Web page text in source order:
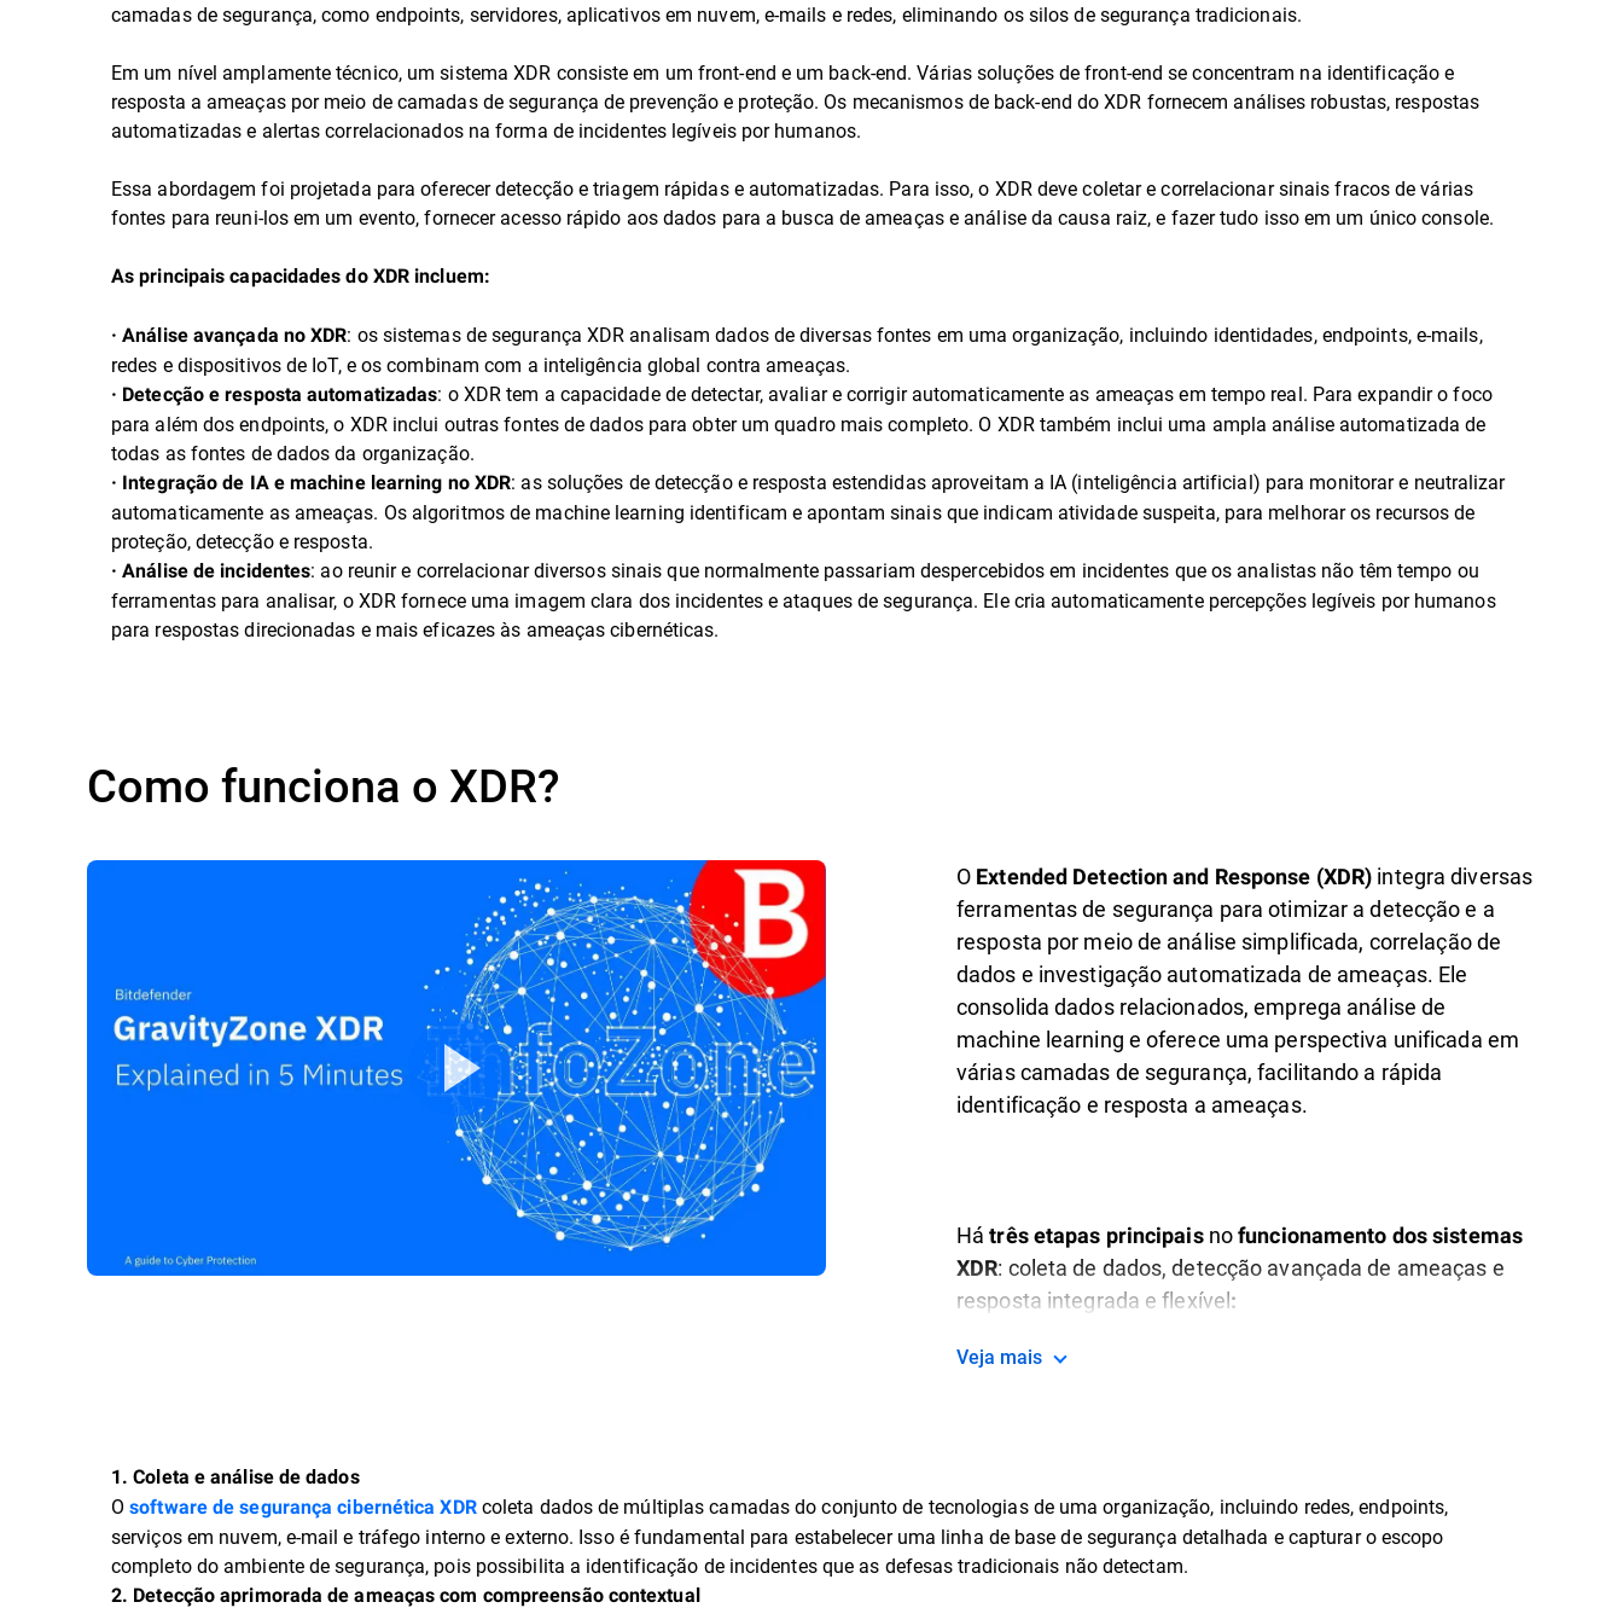
camadas de segurança, como endpoints, servidores, aplicativos em nuvem, e-mails e redes, eliminando os silos de segurança tradicionais.
Em um nível amplamente técnico, um sistema XDR consiste em um front-end e um back-end. Várias soluções de front-end se concentram na identificação e
resposta a ameaças por meio de camadas de segurança de prevenção e proteção. Os mecanismos de back-end do XDR fornecem análises robustas, respostas
automatizadas e alertas correlacionados na forma de incidentes legíveis por humanos.
Essa abordagem foi projetada para oferecer detecção e triagem rápidas e automatizadas. Para isso, o XDR deve coletar e correlacionar sinais fracos de várias
fontes para reuni-los em um evento, fornecer acesso rápido aos dados para a busca de ameaças e análise da causa raiz, e fazer tudo isso em um único console.
As principais capacidades do XDR incluem:
· Análise avançada no XDR: os sistemas de segurança XDR analisam dados de diversas fontes em uma organização, incluindo identidades, endpoints, e-mails,
redes e dispositivos de IoT, e os combinam com a inteligência global contra ameaças.
· Detecção e resposta automatizadas: o XDR tem a capacidade de detectar, avaliar e corrigir automaticamente as ameaças em tempo real. Para expandir o foco
para além dos endpoints, o XDR inclui outras fontes de dados para obter um quadro mais completo. O XDR também inclui uma ampla análise automatizada de
todas as fontes de dados da organização.
· Integração de IA e machine learning no XDR: as soluções de detecção e resposta estendidas aproveitam a IA (inteligência artificial) para monitorar e neutralizar
automaticamente as ameaças. Os algoritmos de machine learning identificam e apontam sinais que indicam atividade suspeita, para melhorar os recursos de
proteção, detecção e resposta.
· Análise de incidentes: ao reunir e correlacionar diversos sinais que normalmente passariam despercebidos em incidentes que os analistas não têm tempo ou
ferramentas para analisar, o XDR fornece uma imagem clara dos incidentes e ataques de segurança. Ele cria automaticamente percepções legíveis por humanos
para respostas direcionadas e mais eficazes às ameaças cibernéticas.
Como funciona o XDR?
O Extended Detection and Response (XDR) integra diversas
ferramentas de segurança para otimizar a detecção e a
resposta por meio de análise simplificada, correlação de
dados e investigação automatizada de ameaças. Ele
consolida dados relacionados, emprega análise de
machine learning e oferece uma perspectiva unificada em
várias camadas de segurança, facilitando a rápida
identificação e resposta a ameaças.
Hátrês etapas principaisnofuncionamento dos sistemas
XDR: coleta de dados, detecção avançada de ameaças e
resposta integrada e flexível:
Veja mais
1. Coleta e análise de dados
Osoftware de segurança cibernética XDRcoleta dados de múltiplas camadas do conjunto de tecnologias de uma organização, incluindo redes, endpoints,
serviços em nuvem, e-mail e tráfego interno e externo. Isso é fundamental para estabelecer uma linha de base de segurança detalhada e capturar o escopo
completo do ambiente de segurança, pois possibilita a identificação de incidentes que as defesas tradicionais não detectam.
2. Detecção aprimorada de ameaças com compreensão contextual